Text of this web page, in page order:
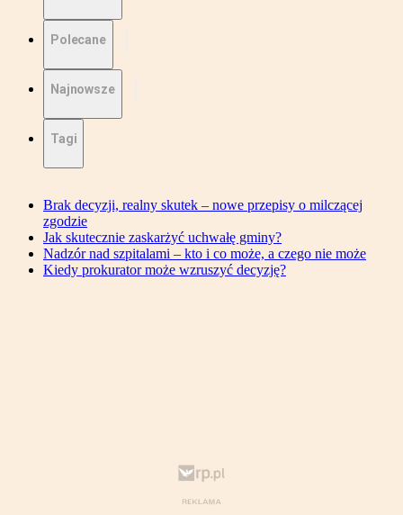
Polecane
Najnowsze
Tagi
Brak decyzji, realny skutek – nowe przepisy o milczącej
zgodzie
Jak skutecznie zaskarżyć uchwałę gminy?
Nadzór nad szpitalami – kto i co może, a czego nie może
Kiedy prokurator może wzruszyć decyzję?